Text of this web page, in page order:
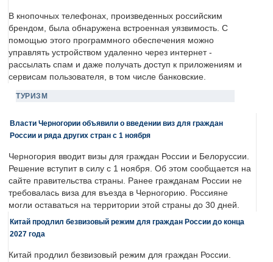
В кнопочных телефонах, произведенных российским
брендом, была обнаружена встроенная уязвимость. С
помощью этого программного обеспечения можно
управлять устройством удаленно через интернет -
рассылать спам и даже получать доступ к приложениям и
сервисам пользователя, в том числе банковские.
ТУРИЗМ
Власти Черногории объявили о введении виз для граждан
России и ряда других стран с 1 ноября
Черногория вводит визы для граждан России и Белоруссии.
Решение вступит в силу с 1 ноября. Об этом сообщается на
сайте правительства страны. Ранее гражданам России не
требовалась виза для въезда в Черногорию. Россияне
могли оставаться на территории этой страны до 30 дней.
Китай продлил безвизовый режим для граждан России до конца
2027 года
Китай продлил безвизовый режим для граждан России.